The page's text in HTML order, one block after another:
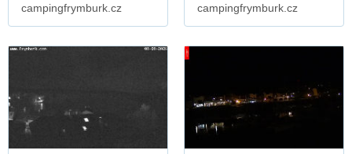
campingfrymburk.cz
campingfrymburk.cz